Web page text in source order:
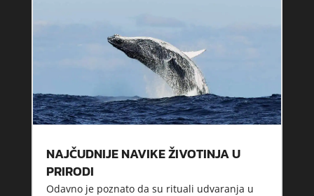
NAJČUDNIJE NAVIKE ŽIVOTINJA U
PRIRODI
Odavno je poznato da su rituali udvaranja u